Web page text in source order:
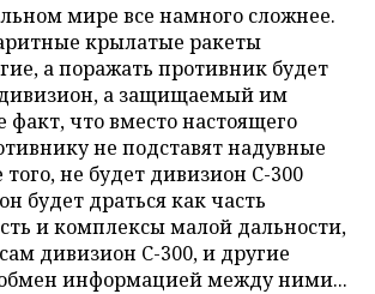
мире все намного сложнее.
крылатые ракеты
а поражать противник будет
дивизион, а защищаемый им
факт, что вместо настоящего
не подставят надувные
не будет дивизион С-300
будет драться как часть
и комплексы малой дальности,
дивизион С-300, и другие
информацией между ними...